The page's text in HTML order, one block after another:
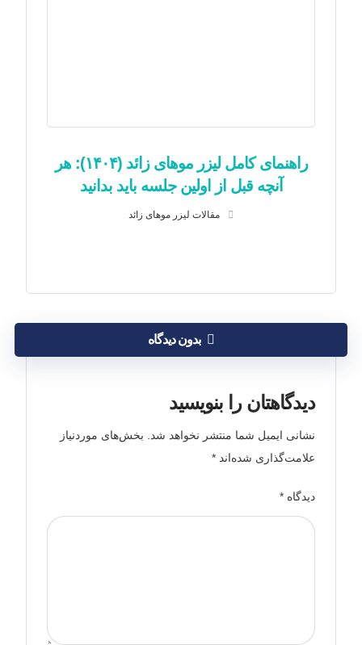
راهنمای کامل لیزر موهای زائد (۱۴۰۴): هر
آنچه قبل از اولین جلسه باید بدانید
مقالات لیزر موهای زائد
بدون دیدگاه
دیدگاهتان را بنویسید
نشانی ایمیل شما منتشر نخواهد شد.
بخش‌های موردنیاز
علامت‌گذاری شده‌اند*
دیدگاه*